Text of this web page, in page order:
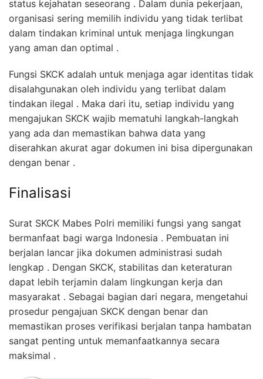
status kejahatan seseorang . Dalam dunia pekerjaan,
organisasi sering memilih individu yang tidak terlibat
dalam tindakan kriminal untuk menjaga lingkungan
yang aman dan optimal .
Fungsi SKCK adalah untuk menjaga agar identitas tidak
disalahgunakan oleh individu yang terlibat dalam
tindakan ilegal . Maka dari itu, setiap individu yang
mengajukan SKCK wajib mematuhi langkah-langkah
yang ada dan memastikan bahwa data yang
diserahkan akurat agar dokumen ini bisa dipergunakan
dengan benar .
Finalisasi
Surat SKCK Mabes Polri memiliki fungsi yang sangat
bermanfaat bagi warga Indonesia . Pembuatan ini
berjalan lancar jika dokumen administrasi sudah
lengkap . Dengan SKCK, stabilitas dan keteraturan
dapat lebih terjamin dalam lingkungan kerja dan
masyarakat . Sebagai bagian dari negara, mengetahui
prosedur pengajuan SKCK dengan benar dan
memastikan proses verifikasi berjalan tanpa hambatan
sangat penting untuk memanfaatkannya secara
maksimal .